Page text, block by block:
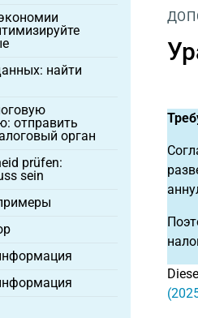
найти
отправить
орган
prüfen:
sein